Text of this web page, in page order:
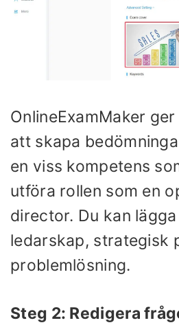
OnlineExamMaker
att skapa
en viss kompetens
utföra rollen som en
director. Du kan
ledarskap, strategisk
problemlösning.
Steg 2: Redigera